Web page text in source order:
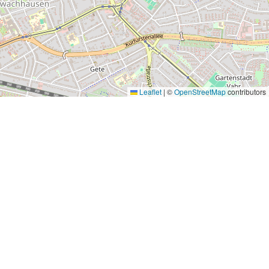
Leaflet | ©OpenStreetMapcontributors